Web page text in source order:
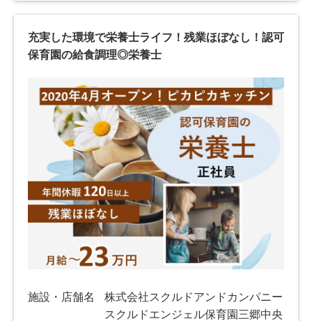
充実した環境で栄養士ライフ！残業ほぼなし！認可
保育園の給食調理◎栄養士
施設・店舗名
株式会社スクルドアンドカンパニー
スクルドエンジェル保育園三郷中央